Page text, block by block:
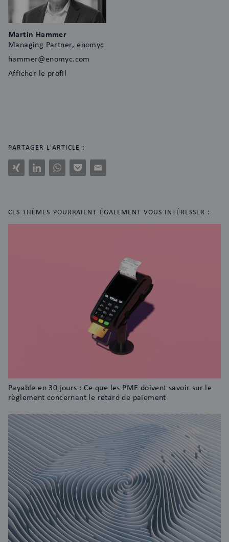
Martin Hammer
Managing Partner, enomyc
hammer@enomyc.com
Afficher le profil
PARTAGER L'ARTICLE :
Xing LinkedInWhatsAppPocketE-
Mail
CES THÈMES POURRAIENT ÉGALEMENT VOUS INTÉRESSER :
Payable en 30 jours : Ce que les PME doivent savoir sur le
règlement concernant le retard de paiement